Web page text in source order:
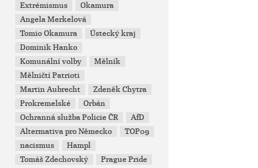
Extrémismus
Okamura
Angela Merkelová
Tomio Okamura
Ústecký kraj
Dominik Hanko
Komunální volby
Mělník
Mělničtí Patrioti
Martin Aubrecht
Zdeněk Chytra
Prokremelské
Orbán
Ochranná služba Policie ČR
AfD
Altermativa pro Německo
TOP09
nacismus
Hampl
Tomáš Zdechovský
Prague Pride